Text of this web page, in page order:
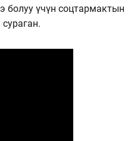
болуу үчүн соцтармактын